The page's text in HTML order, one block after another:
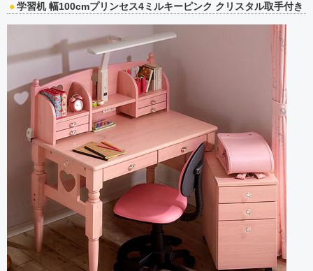
学習机 幅100cmプリンセス4ミルキーピンク クリスタル取手付き